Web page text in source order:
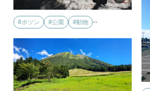
#ポツン #公園 #動物